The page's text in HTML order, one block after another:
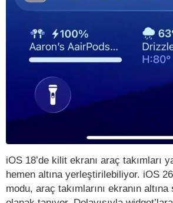
iOS 18’de kilit ekranı araç takımları
hemen altına yerleştirilebiliyor. iOS
modu, araç takımlarını ekranın